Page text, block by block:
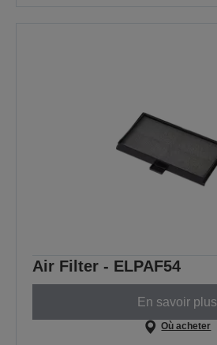
Air Filter - ELPAF54
En savoir plus
Où acheter